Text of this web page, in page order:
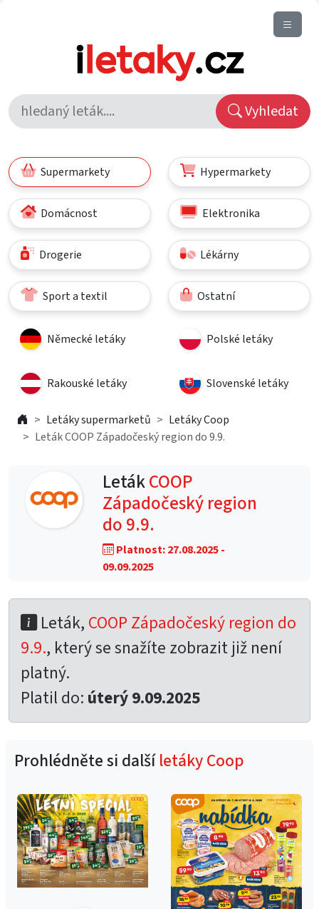
Vyhledat
Supermarkety Hypermarkety
Domácnost Elektronika
Drogerie Lékárny
Sport a textil Ostatní
Německé letáky Polské letáky
Rakouské letáky Slovenské letáky
Letáky supermarketů
Letáky Coop
Leták COOP Západočeský region do 9.9.
LetákCOOP
Západočeský region
do 9.9.
Platnost: 27.08.2025 -
09.09.2025
Leták, COOP Západočeský region do
9.9., který se snažíte zobrazit již není
platný.
Platil do: úterý 9.09.2025
Prohlédněte si dalšíletáky Coop